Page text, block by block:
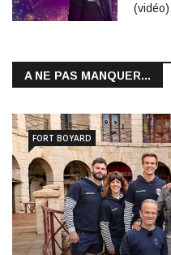
A NE PAS MANQUER...
FORT BOYARD